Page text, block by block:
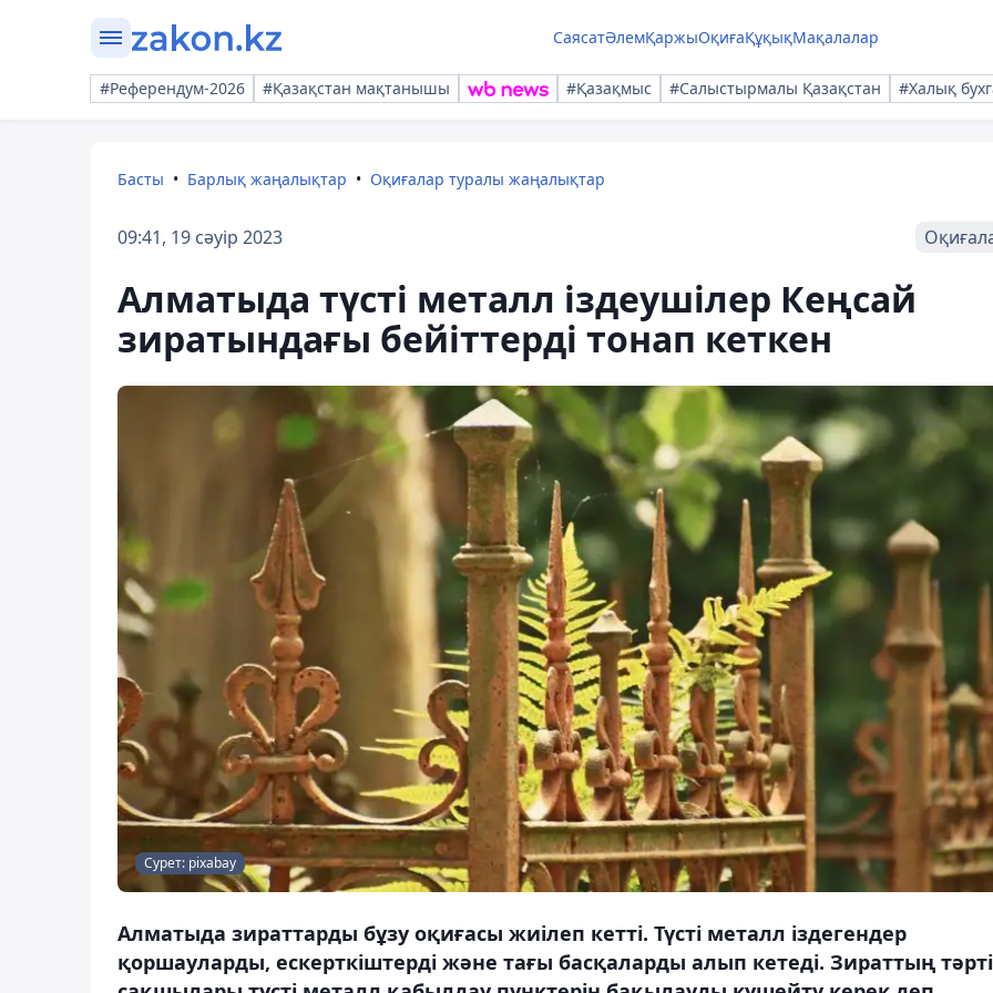
СаясатӘлемҚаржыОқиғаҚұқықМақалалар
#Референдум-2026 #Қазақстан мақтанышы #Қазақмыс #Салыстырмалы Қазақстан #Халық
Басты Барлық жаңалықтар Оқиғалар туралы жаңалықтар
09:41, 19 сәуір 2023
Алматыда түсті металл іздеушілер Кеңсай
зиратындағы бейіттерді тонап кеткен
Сурет: pixabay
Алматыда зираттарды бұзу оқиғасы жиілеп кетті. Түсті металл іздегендер
қоршауларды, ескерткіштерді және тағы басқаларды алып кетеді. Зираттың